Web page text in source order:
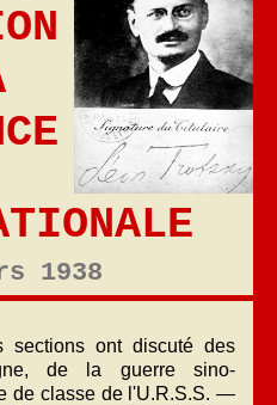
1938
ont discuté des
de la guerre sino-
de classe de l'U.R.S.S. —